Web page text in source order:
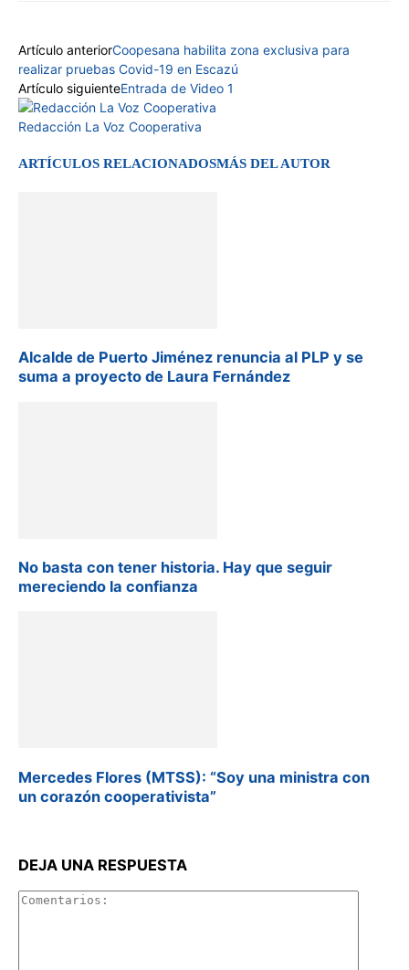
Artículo anteriorCoopesana habilita zona exclusiva para
realizar pruebas Covid-19 en Escazú
Artículo siguienteEntrada de Video 1
Redacción La Voz Cooperativa
ARTÍCULOS RELACIONADOSMÁS DEL AUTOR
Alcalde de Puerto Jiménez renuncia al PLP y se
suma a proyecto de Laura Fernández
No basta con tener historia. Hay que seguir
mereciendo la confianza
Mercedes Flores (MTSS): “Soy una ministra con
un corazón cooperativista”
DEJA UNA RESPUESTA